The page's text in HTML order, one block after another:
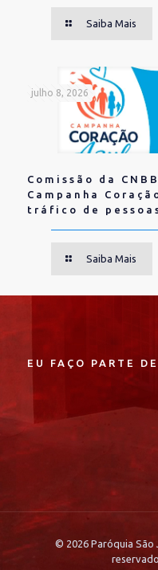
Saiba Mais
julho 8, 2026
Comissão da
Campanha
tráfico de
Saiba Mais
EU FAÇO PARTE
© 2026 Paróquia São